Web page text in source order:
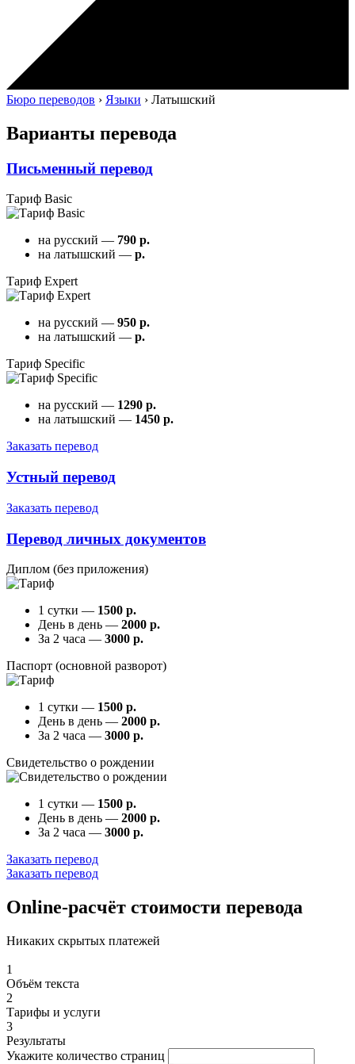
Бюро переводов › Языки › Латышский
Варианты перевода
Письменный перевод
Тариф Basic
на русский — 790 р.
на латышский — р.
Тариф Expert
на русский — 950 р.
на латышский — р.
Тариф Specific
на русский — 1290 р.
на латышский — 1450 р.
Заказать перевод
Устный перевод
Заказать перевод
Перевод личных документов
Диплом (без приложения)
1 сутки — 1500 р.
День в день — 2000 р.
За 2 часа — 3000 р.
Паспорт (основной разворот)
1 сутки — 1500 р.
День в день — 2000 р.
За 2 часа — 3000 р.
Свидетельство о рождении
1 сутки — 1500 р.
День в день — 2000 р.
За 2 часа — 3000 р.
Заказать перевод
Заказать перевод
Online-расчёт стоимости перевода
Никаких скрытых платежей
1
Объём текста
2
Тарифы и услуги
3
Результаты
Укажите количество страниц